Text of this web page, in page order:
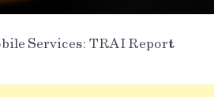
Services: TRAI Report